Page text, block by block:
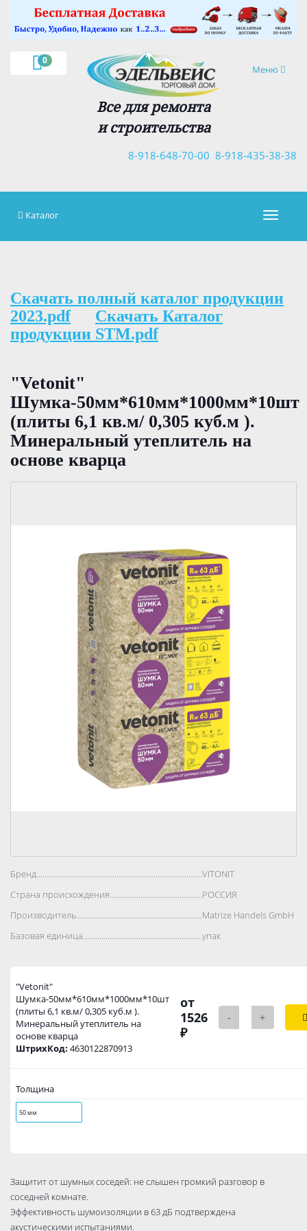
0
Навигация
Меню
Все для ремонта
и строительства
8-918-435-38-38
8-918-648-70-00
Каталог
Скачать полный каталог продукции
2023.pdf
Скачать Каталог
продукции STM.pdf
"Vetonit"
Шумка-50мм*610мм*1000мм*10шт
(плиты 6,1 кв.м/ 0,305 куб.м ).
Минеральный утеплитель на
основе кварца
Бренд..................................................................................VITONIT
Страна происхождения..................................................................................
РОССИЯ
Производитель..................................................................................Matrize Handels GmbH
Базовая единица..................................................................................
упак
"Vetonit"
Шумка-50мм*610мм*1000мм*10шт
(плиты 6,1 кв.м/ 0,305 куб.м ).
Минеральный утеплитель на
основе кварца
ШтрихКод: 4630122870913
от
1526
₽
- +
Толщина
50 мм
Защитит от шумных соседей: не слышен громкий разговор в
соседней комнате.
Эффективность шумоизоляции в 63 дБ подтверждена
акустическими испытаниями.